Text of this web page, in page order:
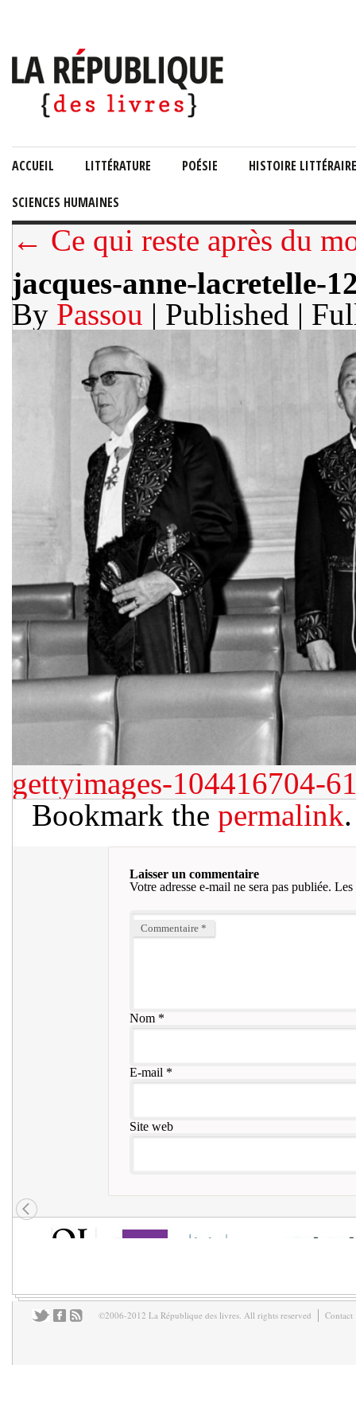
ACCUEIL LITTÉRATURE POÉSIE HISTOIRE LITTÉRAIRE
SCIENCES HUMAINES
← Ce qui reste après du
jacques-anne-lacretelle-
By Passou | Published |
gettyimages-104416704-
Bookmark the permalink.
Laisser un commentaire
Votre adresse e-mail ne sera pas publiée. Les
Commentaire *
Nom*
E-mail *
Site web
©2006-2012 La République des livres. All rights reserved Contact